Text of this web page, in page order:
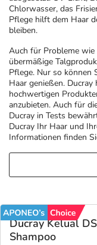
Diabetes
Körperpflege &
Liebe & Erotik
Mutter & Kind
Natur &
Sanitätshaus
Geschenkideen
Aktuelle
Summer SALE
Reiseapotheke
Sonnenpflege
Sommerpflege
Fragen und
Kontakt
Ratgeber
Beliebte
5% Extra Cash
Avene &
Eucerin Deals
Evolsin Deals
Frontline &
R(h)ein Nutrition
Chlorwasser, das
Pflege hilft dem Haar
bleiben.
Auch für Probleme wie
übermäßige
Pflege. Nur so können
Haar genießen.
hochwertigen
anzubieten. Auch für
Ducray in Tests
Ducray Ihr Haar und
Informationen finden
Ducray Kelual
Shampoo